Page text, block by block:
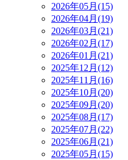
2026年05月(15)
2026年04月(19)
2026年03月(21)
2026年02月(17)
2026年01月(21)
2025年12月(12)
2025年11月(16)
2025年10月(20)
2025年09月(20)
2025年08月(17)
2025年07月(22)
2025年06月(21)
2025年05月(15)